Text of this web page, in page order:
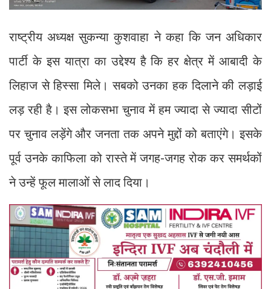
राष्ट्रीय अध्यक्ष सुकन्या कुशवाहा ने कहा कि जन अधिकार
पार्टी के इस यात्रा का उद्देश्य है कि हर क्षेत्र में आबादी के
लिहाज से हिस्सा मिले। सबको उनका हक दिलाने की लड़ाई
लड़ रही है। इस लोकसभा चुनाव में हम ज्यादा से ज्यादा सीटों
पर चुनाव लड़ेंगे और जनता तक अपने मुद्दों को बताएंगे। इसके
पूर्व उनके काफिला को रास्ते में जगह-जगह रोक कर समर्थकों
ने उन्हें फूल मालाओं से लाद दिया।